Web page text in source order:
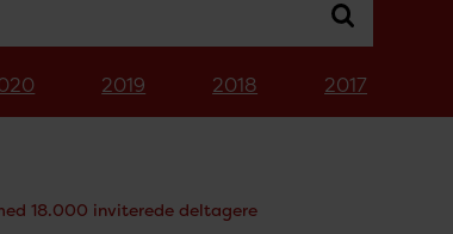
2019 2018 2017
18.000 inviterede deltagere